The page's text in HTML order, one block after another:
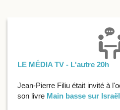
LE MÉDIA TV - L'autre 20h
Jean-Pierre Filiu était invité à
son livre Main basse sur Israël